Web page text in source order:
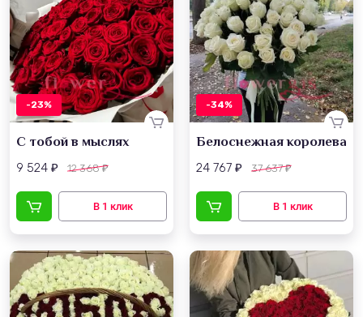
-23%
С тобой в мыслях
9 524 ₽ 12 368₽
-34%
Белоснежная королева
24 767 ₽ 37 637₽